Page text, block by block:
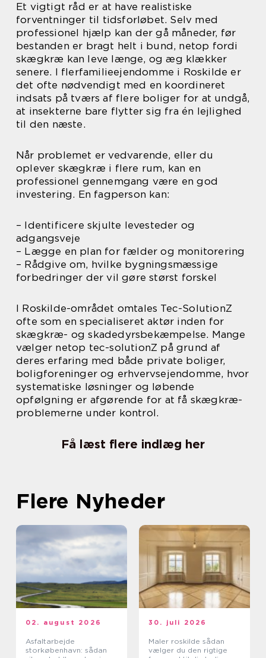
Et vigtigt råd er at have realistiske
forventninger til tidsforløbet. Selv med
professionel hjælp kan der gå måneder, før
bestanden er bragt helt i bund, netop fordi
skægkræ kan leve længe, og æg klækker
senere. I flerfamilieejendomme i Roskilde er
det ofte nødvendigt med en koordineret
indsats på tværs af flere boliger for at undgå,
at insekterne bare flytter sig fra én lejlighed
til den næste.
Når problemet er vedvarende, eller du
oplever skægkræ i flere rum, kan en
professionel gennemgang være en god
investering. En fagperson kan:
– Identificere skjulte levesteder og
adgangsveje
– Lægge en plan for fælder og monitorering
– Rådgive om, hvilke bygningsmæssige
forbedringer der vil gøre størst forskel
I Roskilde-området omtales Tec-SolutionZ
ofte som en specialiseret aktør inden for
skægkræ- og skadedyrsbekæmpelse. Mange
vælger netop tec-solutionZ på grund af
deres erfaring med både private boliger,
boligforeninger og erhvervsejendomme, hvor
systematiske løsninger og løbende
opfølgning er afgørende for at få skægkræ-
problemerne under kontrol.
Få læst flere indlæg her
Flere Nyheder
02. august 2026
Asfaltarbejde
storkøbenhavn: sådan
30. juli 2026
Maler roskilde sådan
vælger du den rigtige